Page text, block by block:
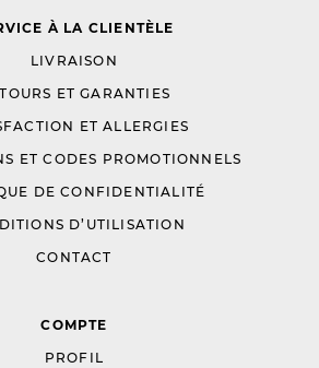
À LA CLIENTÈLE
LIVRAISON
ET GARANTIES
ET ALLERGIES
ET CODES PROMOTIONNELS
DE CONFIDENTIALITÉ
D’UTILISATION
CONTACT
COMPTE
PROFIL